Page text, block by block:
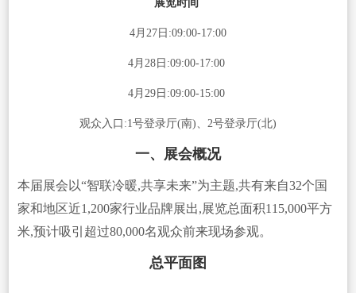
展览时间
4月27日:09:00-17:00
4月28日:09:00-17:00
4月29日:09:00-15:00
观众入口:1号登录厅(南)、2号登录厅(北)
一、展会概况
本届展会以“智联冷暖,共享未来”为主题,共有来自32个国
家和地区近1,200家行业品牌展出,展览总面积115,000平方
米,预计吸引超过80,000名观众前来现场参观。
总平面图